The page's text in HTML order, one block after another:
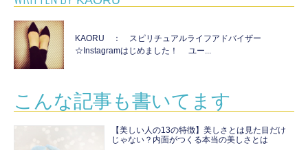
KAORU ： スピリチュアルライフアドバイザー
☆Instagramはじめました！ ユー...
こんな記事も書いてます
【美しい人の13の特徴】美しさとは見た目だけ
じゃない？内面がつくる本当の美しさとは